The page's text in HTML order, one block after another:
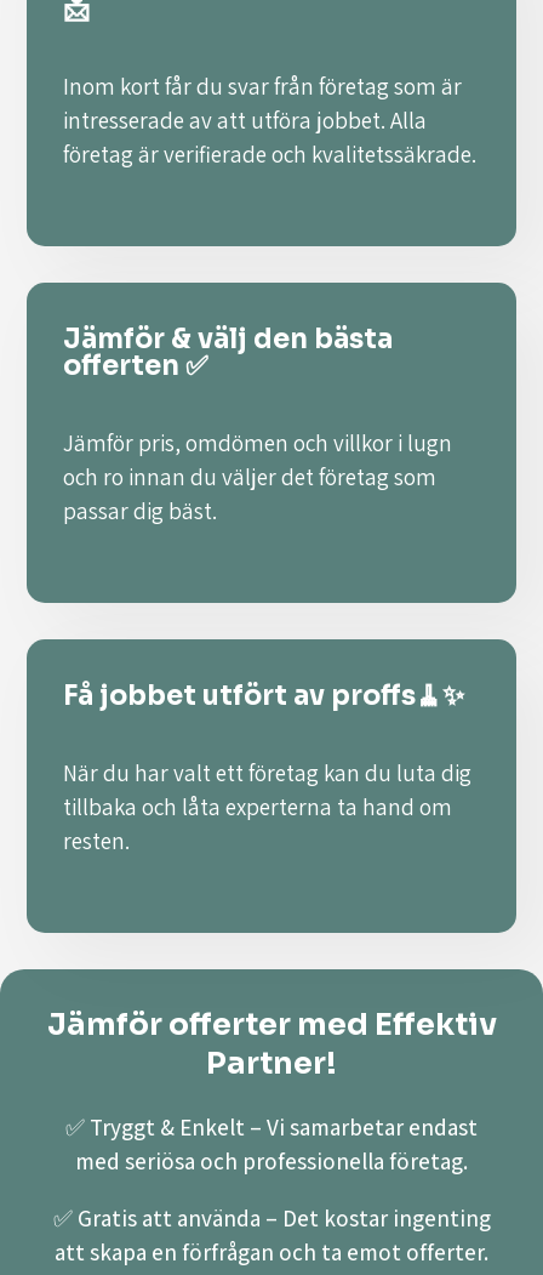
📩
Inom kort får du svar från företag som är
intresserade av att utföra jobbet. Alla
företag är verifierade och kvalitetssäkrade.
Jämför & välj den bästa
offerten ✅
Jämför pris, omdömen och villkor i lugn
och ro innan du väljer det företag som
passar dig bäst.
Få jobbet utfört av proffs🧹✨
När du har valt ett företag kan du luta dig
tillbaka och låta experterna ta hand om
resten.
Jämför offerter med Effektiv
Partner!
✅ Tryggt & Enkelt – Vi samarbetar endast
med seriösa och professionella företag.
✅ Gratis att använda – Det kostar ingenting
att skapa en förfrågan och ta emot offerter.